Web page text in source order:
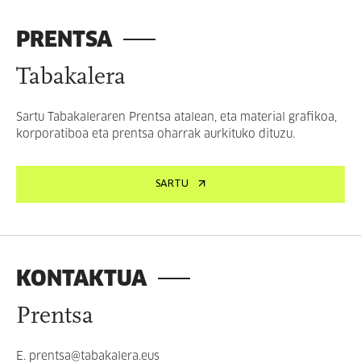
PRENTSA
Tabakalera
Sartu Tabakaleraren Prentsa atalean, eta material grafikoa,
korporatiboa eta prentsa oharrak aurkituko dituzu.
SARTU
KONTAKTUA
Prentsa
E. prentsa@tabakalera.eus